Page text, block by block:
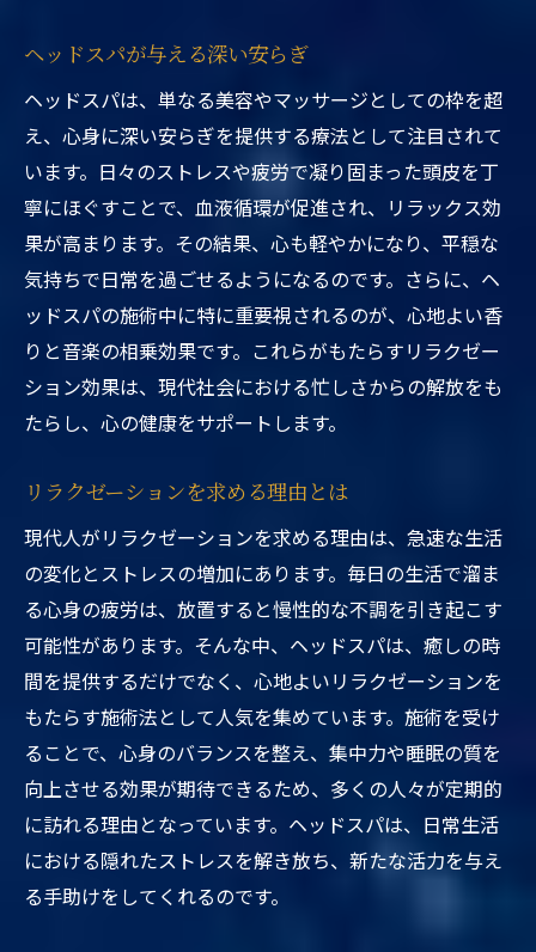
ヘッドスパが与える深い安らぎ
ヘッドスパは、単なる美容やマッサージとしての枠を超
え、心身に深い安らぎを提供する療法として注目されて
います。日々のストレスや疲労で凝り固まった頭皮を丁
寧にほぐすことで、血液循環が促進され、リラックス効
果が高まります。その結果、心も軽やかになり、平穏な
気持ちで日常を過ごせるようになるのです。さらに、ヘ
ッドスパの施術中に特に重要視されるのが、心地よい香
りと音楽の相乗効果です。これらがもたらすリラクゼー
ション効果は、現代社会における忙しさからの解放をも
たらし、心の健康をサポートします。
リラクゼーションを求める理由とは
現代人がリラクゼーションを求める理由は、急速な生活
の変化とストレスの増加にあります。毎日の生活で溜ま
る心身の疲労は、放置すると慢性的な不調を引き起こす
可能性があります。そんな中、ヘッドスパは、癒しの時
間を提供するだけでなく、心地よいリラクゼーションを
もたらす施術法として人気を集めています。施術を受け
ることで、心身のバランスを整え、集中力や睡眠の質を
向上させる効果が期待できるため、多くの人々が定期的
に訪れる理由となっています。ヘッドスパは、日常生活
における隠れたストレスを解き放ち、新たな活力を与え
る手助けをしてくれるのです。